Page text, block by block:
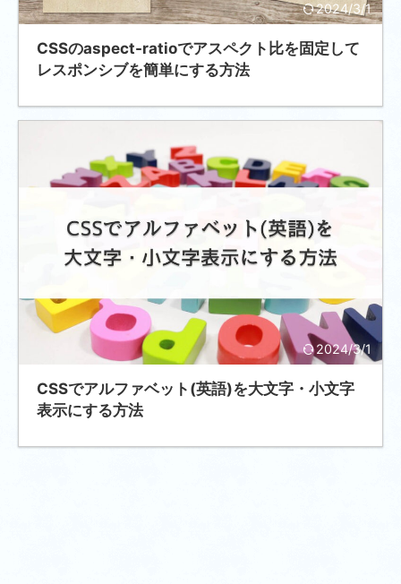
2024/3/1
CSSのaspect-ratioでアスペクト比を固定して
レスポンシブを簡単にする方法
2024/3/1
CSSでアルファベット(英語)を大文字・小文字
表示にする方法